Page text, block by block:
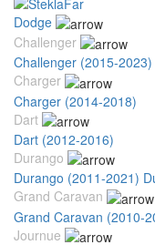
Dodge
Challenger
Challenger (2015-2023)
Charger
Charger (2014-2018)
Dart
Dart (2012-2016)
Durango
Durango (2011-2021)
Grand Caravan
Grand Caravan (2010-
Journue